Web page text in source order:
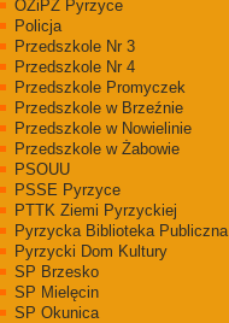
OZiPZ Pyrzyce
Policja
Przedszkole Nr 3
Przedszkole Nr 4
Przedszkole Promyczek
Przedszkole w Brzeźnie
Przedszkole w Nowielinie
Przedszkole w Żabowie
PSOUU
PSSE Pyrzyce
PTTK Ziemi Pyrzyckiej
Pyrzycka Biblioteka Publiczna
Pyrzycki Dom Kultury
SP Brzesko
SP Mielęcin
SP Okunica